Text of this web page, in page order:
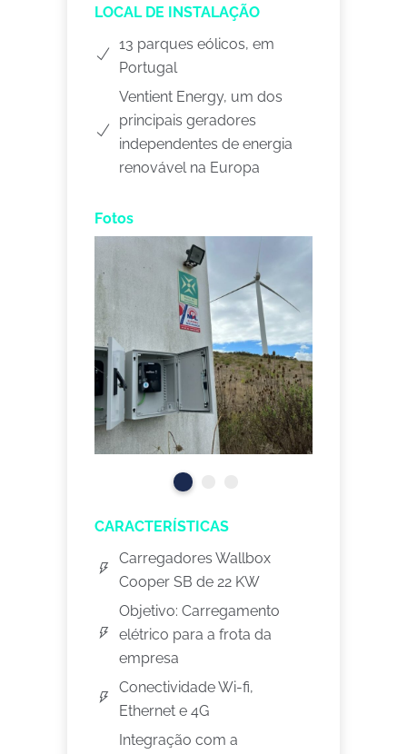
LOCAL DE INSTALAÇÃO
13 parques eólicos, em
Portugal
Ventient Energy, um dos
principais geradores
independentes de energia
renovável na Europa
Fotos
CARACTERÍSTICAS
Carregadores Wallbox
Cooper SB de 22 KW
Objetivo: Carregamento
elétrico para a frota da
empresa
Conectividade Wi-fi,
Ethernet e 4G
Integração com a